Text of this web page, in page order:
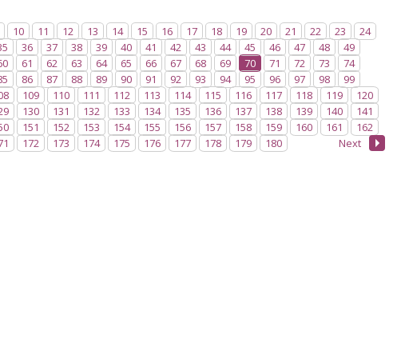
10 11 12 13 14 15 16 17 18 19 20 21 22 23
24
36 37 38 39 40 41 42 43 44 45 46 47 48
49
61 62 63 64 65 66 67 68 69 70 71 72 73
74
86 87 88 89 90 91 92 93 94 95 96 97 98
99
109 110 111 112 113 114 115 116 117 118 119
120
130 131 132 133 134 135 136 137 138 139 140
141
151 152 153 154 155 156 157 158 159 160 161
162
172 173 174 175 176 177 178 179 180 Next